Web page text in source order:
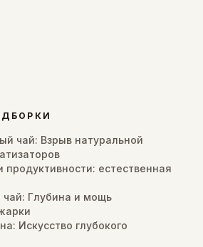
чай: Взрыв натуральной
естественная
Глубина и мощь
Искусство глубокого